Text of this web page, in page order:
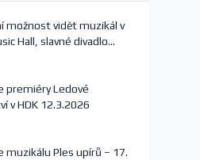
možnost vidět muzikál v
Hall, slavné divadlo
premiéry Ledové
v HDK 12.3.2026
muzikálu Ples upírů – 17.